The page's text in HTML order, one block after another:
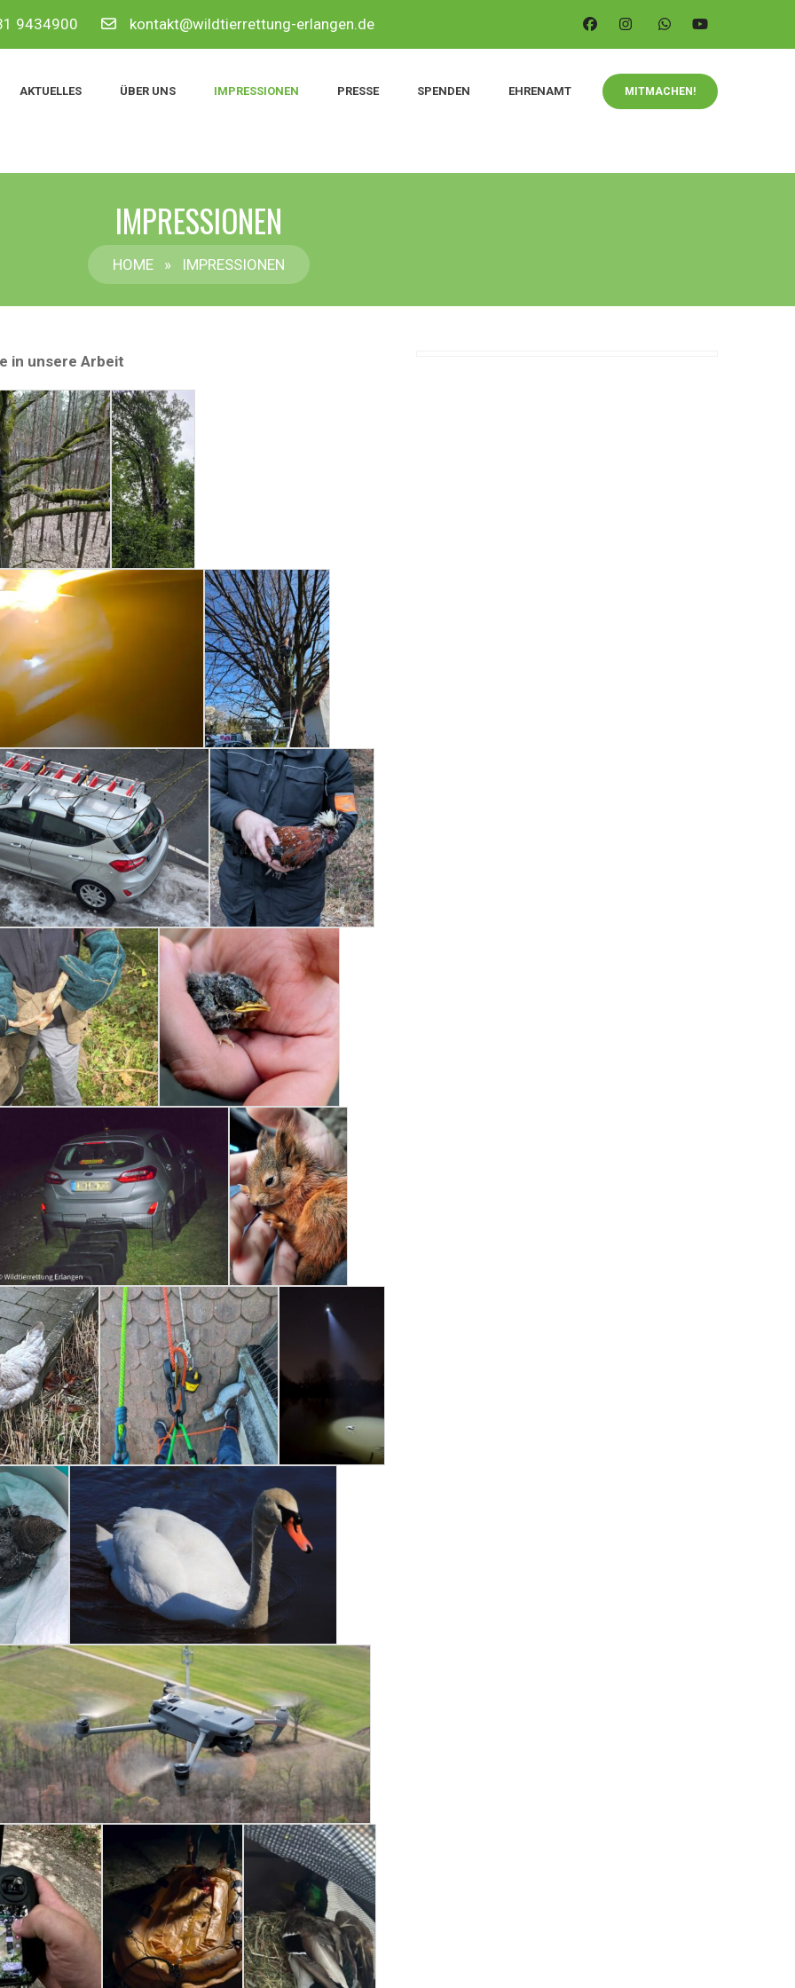
9434900 kontakt@wildtierrettung-erlangen.de
AKTUELLES ÜBER UNS IMPRESSIONEN PRESSE SPENDEN EHRENAMT MITMACHEN!
IMPRESSIONEN
HOME » IMPRESSIONEN
in unsere Arbeit